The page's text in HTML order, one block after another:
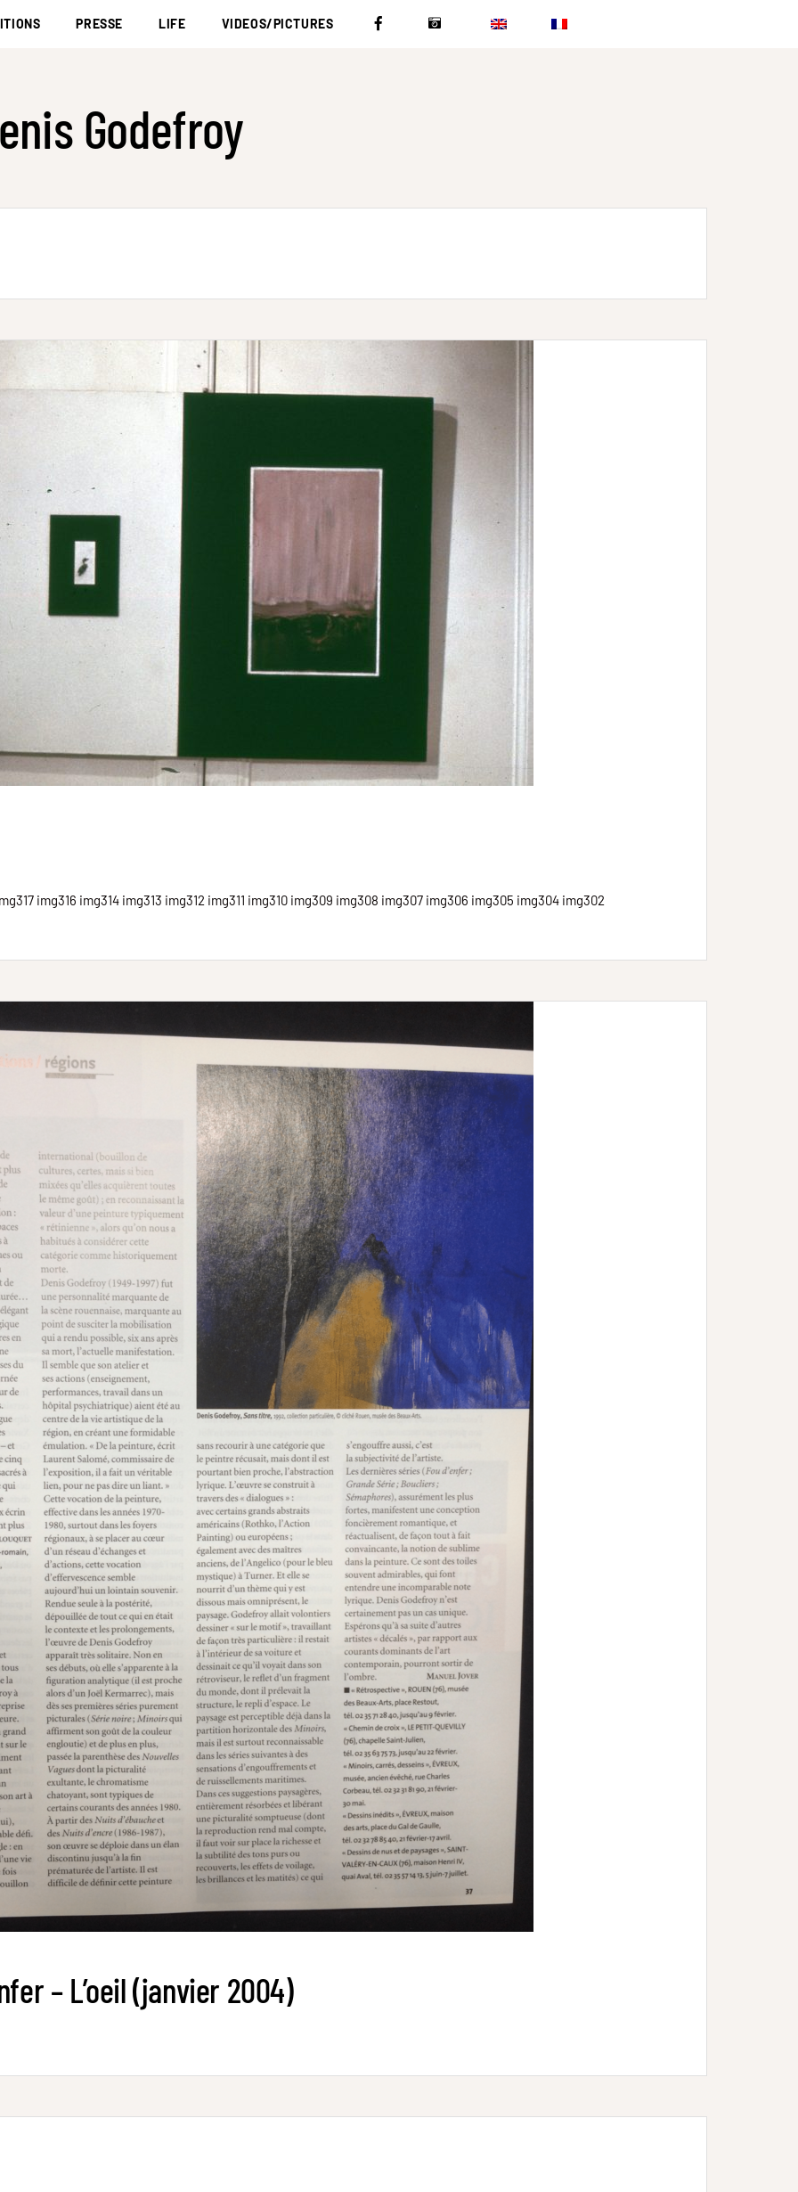
PRESSE LIFE VIDEOS/PICTURES
Godefroy
img316 img314 img313 img312 img311 img310 img309 img308 img307 img306 img305 img304 img302
– L’oeil (janvier 2004)